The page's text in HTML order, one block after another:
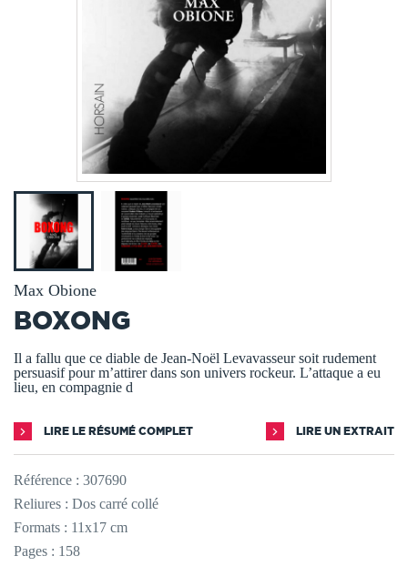
Max Obione
BOXONG
Il a fallu que ce diable de Jean-Noël Levavasseur soit rudement
persuasif pour m’attirer dans son univers rockeur. L’attaque a eu
lieu, en compagnie d
LIRE LE RÉSUMÉ COMPLET LIRE UN EXTRAIT
Référence : 307690
Reliures : Dos carré collé
Formats : 11x17 cm
Pages : 158